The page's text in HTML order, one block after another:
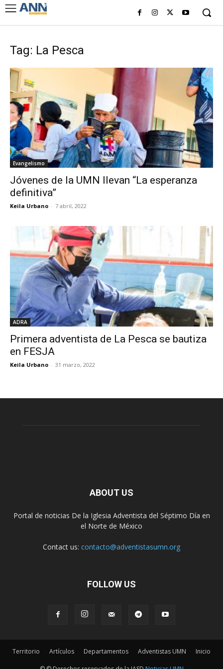
Tag: La Pesca
Evangelismo
Jóvenes de la UMN llevan “La esperanza
definitiva”
Keila Urbano - 7 abril, 2022
ADRA
Primera adventista de La Pesca se bautiza
en FESJA
Keila Urbano - 31 marzo, 2022
ABOUT US
Portal de noticias De la Iglesia Adventista del Séptimo Día en
el Norte de México
Contact us: contacto@adventistasumn.org
FOLLOW US
Territorio Artículos Departamentos Adventistas UMN Inicio